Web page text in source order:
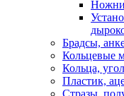
Брадсы,
Кольцевые
Кольца,
Пластик,
Стразы,